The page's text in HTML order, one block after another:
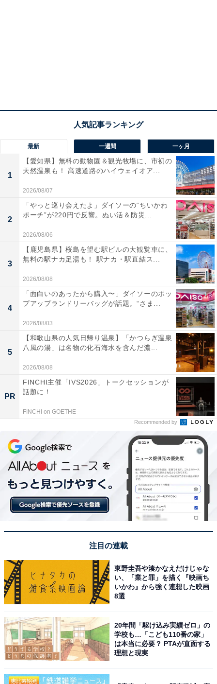
最新 一週間 一ヶ月
1
【愛知県】無料の動物園＆観光牧場に、市初の
天然温泉も！ 高速道路のハイウェイオア...
2026/08/07
2
「やっと巡り会えたよ」ダイソーの“ちいかわ
ポーチ”が220円で反響。ぬい活＆防災...
2026/08/06
3
【鹿児島県】桜島を望む駅ビルの大観覧車に、
無料の駅ナカ足湯も！ 駅ナカ・駅直結ス...
2026/08/08
4
「面白いのあったから購入〜」ダイソーのポッ
プアップランドリーバッグが話題。“さま...
2026/08/03
5
【和歌山県の人気日帰り温泉】「かつらぎ温泉
八風の湯」は名物の化石海水を含んだ濃...
2026/08/08
PR
FINCHI主催「IVS2026」トークセッションが
話題に！
FINCHI on GOETHE
Recommended by
注目の連載
東野圭吾や湊かなえだけじゃな
い、「業と罪」を描く『映画ち
いかわ』から強く連想した映画
8選
20年間「駆け込み実績ゼロ」の
学校も…「こども110番の家」
は本当に必要？ PTAが直面する
理想と現実